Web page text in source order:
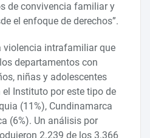
de convivencia familiar y
el enfoque de derechos”.
violencia intrafamiliar que
departamentos con
niñas y adolescentes
Instituto por este tipo de
(11%), Cundinamarca
(6%). Un análisis por
2.239 de los 3.366